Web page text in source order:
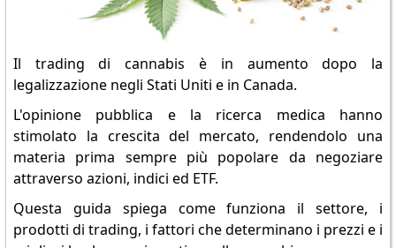
Il trading di cannabis è in aumento dopo la
legalizzazione negli Stati Uniti e in Canada.
L'opinione pubblica e la ricerca medica hanno
stimolato la crescita del mercato, rendendolo una
materia prima sempre più popolare da negoziare
attraverso azioni, indici ed ETF.
Questa guida spiega come funziona il settore, i
prodotti di trading, i fattori che determinano i prezzi e i